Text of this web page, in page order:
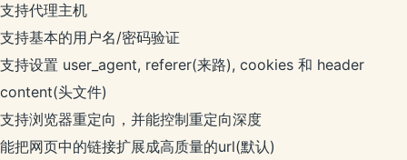
支持代理主机
支持基本的用户名/密码验证
支持设置 user_agent, referer(来路), cookies 和 header
content(头文件)
支持浏览器重定向，并能控制重定向深度
能把网页中的链接扩展成高质量的url(默认)